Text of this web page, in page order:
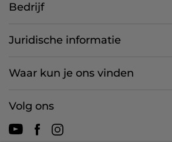
Bedrijf
Juridische informatie
Waar kun je ons vinden
Volg ons